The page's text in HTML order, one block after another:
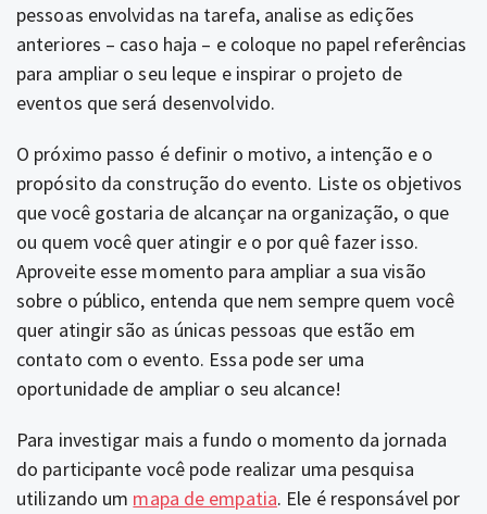
pessoas envolvidas na tarefa, analise as edições
anteriores – caso haja – e coloque no papel referências
para ampliar o seu leque e inspirar o projeto de
eventos que será desenvolvido.
O próximo passo é definir o motivo, a intenção e o
propósito da construção do evento. Liste os objetivos
que você gostaria de alcançar na organização, o que
ou quem você quer atingir e o por quê fazer isso.
Aproveite esse momento para ampliar a sua visão
sobre o público, entenda que nem sempre quem você
quer atingir são as únicas pessoas que estão em
contato com o evento. Essa pode ser uma
oportunidade de ampliar o seu alcance!
Para investigar mais a fundo o momento da jornada
do participante você pode realizar uma pesquisa
utilizando um mapa de empatia. Ele é responsável por